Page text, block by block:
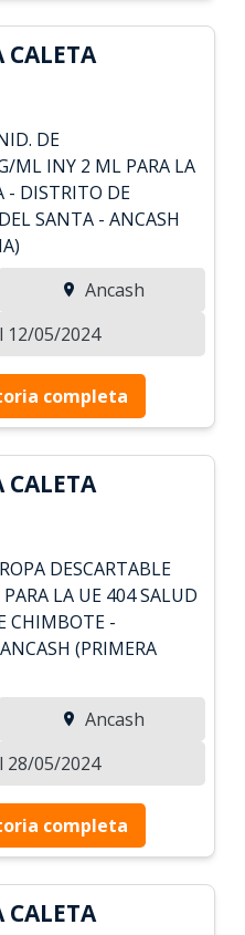
CALETA
DE
ML INY 2 ML PARA LA
- DISTRITO DE
SANTA - ANCASH
Ancash
12/05/2024
completa
CALETA
DESCARTABLE
LA UE 404 SALUD
CHIMBOTE -
(PRIMERA
Ancash
28/05/2024
completa
CALETA